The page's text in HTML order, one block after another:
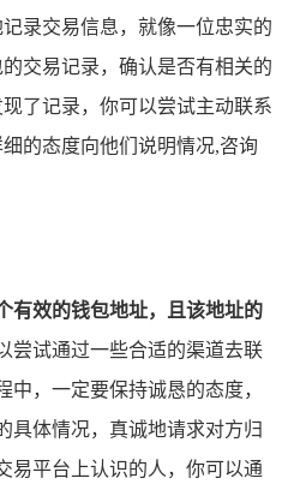
录交易信息，就像一位忠实的
交易记录，确认是否有相关的
了记录，你可以尝试主动联系
的态度向他们说明情况,咨询
有效的钱包地址，且该地址的
尝试通过一些合适的渠道去联
中，一定要保持诚恳的态度，
具体情况，真诚地请求对方归
易平台上认识的人，你可以通